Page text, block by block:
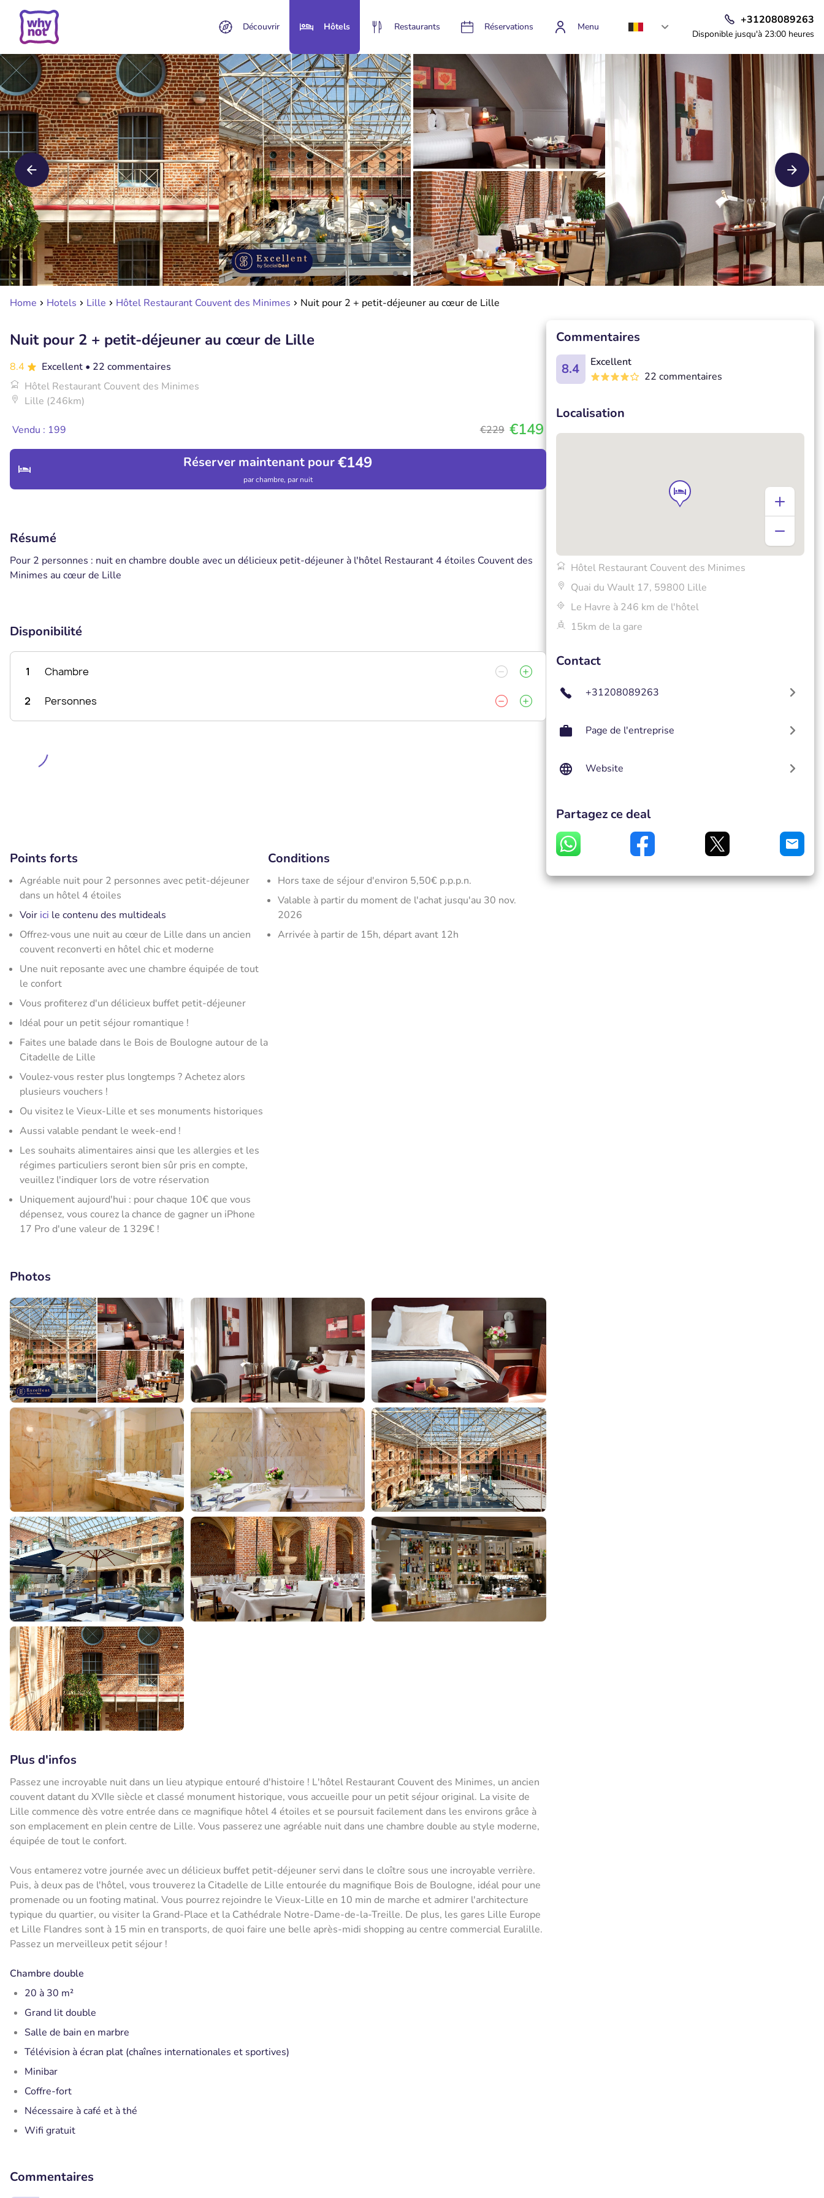
Découvrir Hôtels Restaurants Réservations Menu
+31208089263
Disponible jusqu'à 23:00 heures
Home Hotels Lille Hôtel Restaurant Couvent des Minimes Nuit pour 2 + petit-déjeuner au cœur de Lille
Nuit pour 2 + petit-déjeuner au cœur de Lille
8.4 Excellent • 22 commentaires
Hôtel Restaurant Couvent des Minimes
Lille (246km)
Vendu : 199 €229 €149
Réserver maintenant pour€149
par chambre, par nuit
Résumé
Pour 2 personnes : nuit en chambre double avec un délicieux petit-déjeuner à l'hôtel Restaurant 4 étoiles Couvent des
Minimes au cœur de Lille
Disponibilité
1 Chambre
2 Personnes
Points forts
Agréable nuit pour 2 personnes avec petit-déjeuner
dans un hôtel 4 étoiles
Voir ici le contenu des multideals
Offrez-vous une nuit au cœur de Lille dans un ancien
couvent reconverti en hôtel chic et moderne
Une nuit reposante avec une chambre équipée de tout
le confort
Vous profiterez d'un délicieux buffet petit-déjeuner
Idéal pour un petit séjour romantique !
Faites une balade dans le Bois de Boulogne autour de la
Citadelle de Lille
Voulez-vous rester plus longtemps ? Achetez alors
plusieurs vouchers !
Ou visitez le Vieux-Lille et ses monuments historiques
Aussi valable pendant le week-end !
Les souhaits alimentaires ainsi que les allergies et les
régimes particuliers seront bien sûr pris en compte,
veuillez l'indiquer lors de votre réservation
Uniquement aujourd'hui : pour chaque 10€ que vous
dépensez, vous courez la chance de gagner un iPhone
17 Pro d'une valeur de 1 329€ !
Conditions
Hors taxe de séjour d'environ 5,50€ p.p.p.n.
Valable à partir du moment de l'achat jusqu'au 30 nov.
2026
Arrivée à partir de 15h, départ avant 12h
Photos
Plus d'infos
Passez une incroyable nuit dans un lieu atypique entouré d'histoire ! L'hôtel Restaurant Couvent des Minimes, un ancien
couvent datant du XVIIe siècle et classé monument historique, vous accueille pour un petit séjour original. La visite de
Lille commence dès votre entrée dans ce magnifique hôtel 4 étoiles et se poursuit facilement dans les environs grâce à
son emplacement en plein centre de Lille. Vous passerez une agréable nuit dans une chambre double au style moderne,
équipée de tout le confort.
Vous entamerez votre journée avec un délicieux buffet petit-déjeuner servi dans le cloître sous une incroyable verrière.
Puis, à deux pas de l'hôtel, vous trouverez la Citadelle de Lille entourée du magnifique Bois de Boulogne, idéal pour une
promenade ou un footing matinal. Vous pourrez rejoindre le Vieux-Lille en 10 min de marche et admirer l'architecture
typique du quartier, ou visiter la Grand-Place et la Cathédrale Notre-Dame-de-la-Treille. De plus, les gares Lille Europe
et Lille Flandres sont à 15 min en transports, de quoi faire une belle après-midi shopping au centre commercial Euralille.
Passez un merveilleux petit séjour !
Chambre double
20 à 30 m²
Grand lit double
Salle de bain en marbre
Télévision à écran plat (chaînes internationales et sportives)
Minibar
Coffre-fort
Nécessaire à café et à thé
Wifi gratuit
Commentaires
Commentaires
8.4
Excellent
22 commentaires
Localisation
Hôtel Restaurant Couvent des Minimes
Quai du Wault 17, 59800 Lille
Le Havre à 246 km de l'hôtel
15km de la gare
Contact
+31208089263
Page de l'entreprise
Website
Partagez ce deal